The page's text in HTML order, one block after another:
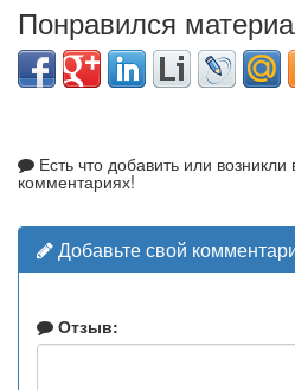
Понравился
Есть что добавить или
комментариях!
Добавьте свой
Отзыв: